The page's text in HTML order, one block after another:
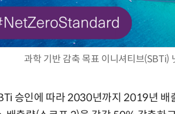
과학 기반 감축 목표 이니셔티브(SBTi)
승인에 따라 2030년까지 2019년 배